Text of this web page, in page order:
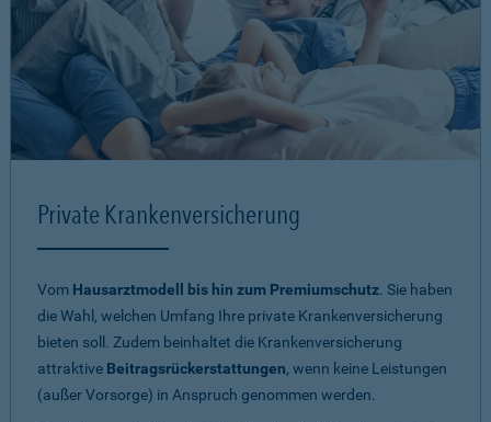
Private Krankenversicherung
Vom Hausarztmodell bis hin zum Premiumschutz. Sie haben
die Wahl, welchen Umfang Ihre private Krankenversicherung
bieten soll. Zudem beinhaltet die Krankenversicherung
attraktive Beitragsrückerstattungen, wenn keine Leistungen
(außer Vorsorge) in Anspruch genommen werden.